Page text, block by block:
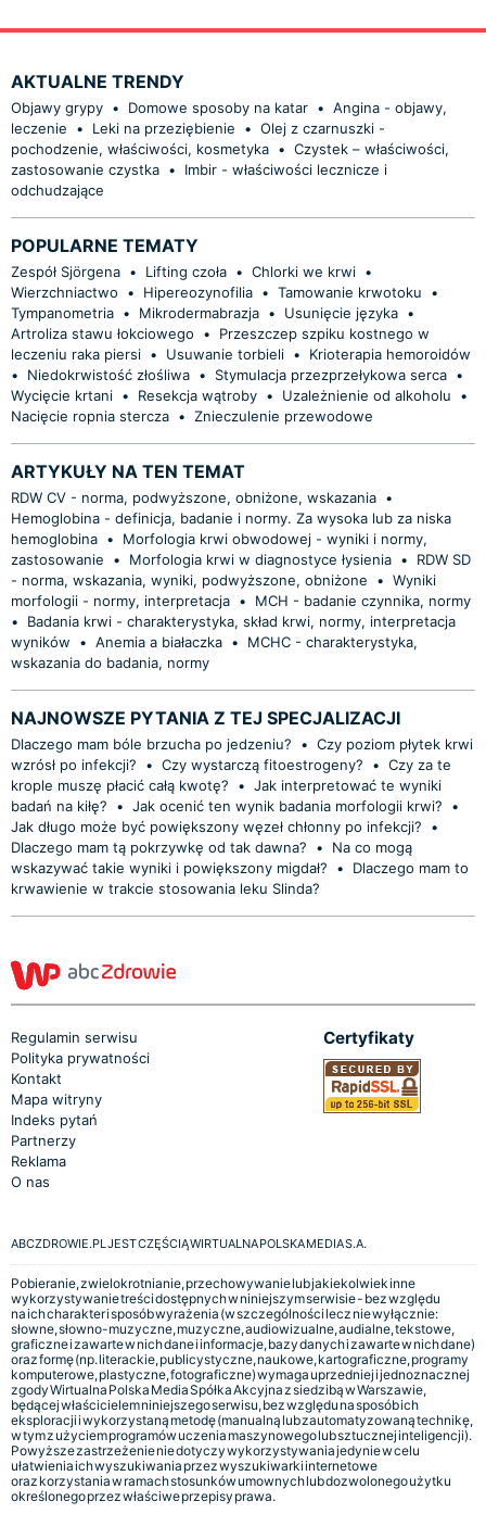
AKTUALNE TRENDY
Objawy grypy • Domowe sposoby na katar • Angina - objawy,
leczenie
• Leki na przeziębienie • Olej z czarnuszki -
pochodzenie, właściwości, kosmetyka • Czystek – właściwości,
zastosowanie czystka •
Imbir - właściwości lecznicze i
odchudzające
POPULARNE TEMATY
Zespół Sjörgena • Lifting czoła • Chlorki we krwi •
Wierzchniactwo
• Hipereozynofilia • Tamowanie krwotoku
•
Tympanometria • Mikrodermabrazja • Usunięcie języka •
Artroliza stawu łokciowego
•
Przeszczep szpiku kostnego w
leczeniu raka piersi • Usuwanie torbieli •
Krioterapia hemoroidów
•
Niedokrwistość złośliwa • Stymulacja przezprzełykowa serca •
Wycięcie krtani • Resekcja wątroby • Uzależnienie od alkoholu
•
Nacięcie ropnia stercza • Znieczulenie przewodowe
ARTYKUŁY NA TEN TEMAT
​RDW CV - norma, podwyższone, obniżone, wskazania •
Hemoglobina - definicja, badanie i normy. Za wysoka lub za niska
hemoglobina •
Morfologia krwi obwodowej - wyniki i normy,
zastosowanie
• Morfologia krwi w diagnostyce łysienia •
RDW SD
- norma, wskazania, wyniki, podwyższone, obniżone
• Wyniki
morfologii - normy, interpretacja •
MCH - badanie czynnika, normy
•
Badania krwi - charakterystyka, skład krwi, normy, interpretacja
wyników
• Anemia a białaczka •
MCHC - charakterystyka,
wskazania do badania, normy
NAJNOWSZE PYTANIA Z TEJ SPECJALIZACJI
Dlaczego mam bóle brzucha po jedzeniu? • Czy poziom płytek krwi
wzrósł po infekcji?
• Czy wystarczą fitoestrogeny? • Czy za te
krople muszę płacić całą kwotę?
• Jak interpretować te wyniki
badań na kiłę?
• Jak ocenić ten wynik badania morfologii krwi?
•
Jak długo może być powiększony węzeł chłonny po infekcji?
•
Dlaczego mam tą pokrzywkę od tak dawna?
•
Na co mogą
wskazywać takie wyniki i powiększony migdał?
•
Dlaczego mam to
krwawienie w trakcie stosowania leku Slinda?
Regulamin serwisu
Polityka prywatności
Kontakt
Mapa witryny
Indeks pytań
Partnerzy
Reklama
O nas
Certyfikaty
ABCZDROWIE.PL JEST CZĘŚCIĄ WIRTUALNA POLSKA MEDIA S.A.
Pobieranie, zwielokrotnianie, przechowywanie lub jakiekolwiek inne
wykorzystywanie treści dostępnych w niniejszym serwisie - bez względu
na ich charakter i sposób wyrażenia (w szczególności lecz nie wyłącznie:
słowne, słowno-muzyczne, muzyczne, audiowizualne, audialne, tekstowe,
graficzne i zawarte w nich dane i informacje, bazy danych i zawarte w nich dane)
oraz formę (np. literackie, publicystyczne, naukowe, kartograficzne, programy
komputerowe, plastyczne, fotograficzne) wymaga uprzedniej i jednoznacznej
zgody Wirtualna Polska Media Spółka Akcyjna z siedzibą w Warszawie,
będącej właścicielem niniejszego serwisu, bez względu na sposób ich
eksploracji i wykorzystaną metodę (manualną lub zautomatyzowaną technikę,
w tym z użyciem programów uczenia maszynowego lub sztucznej inteligencji).
Powyższe zastrzeżenie nie dotyczy wykorzystywania jedynie w celu
ułatwienia ich wyszukiwania przez wyszukiwarki internetowe
oraz korzystania w ramach stosunków umownych lub dozwolonego użytku
określonego przez właściwe przepisy prawa.